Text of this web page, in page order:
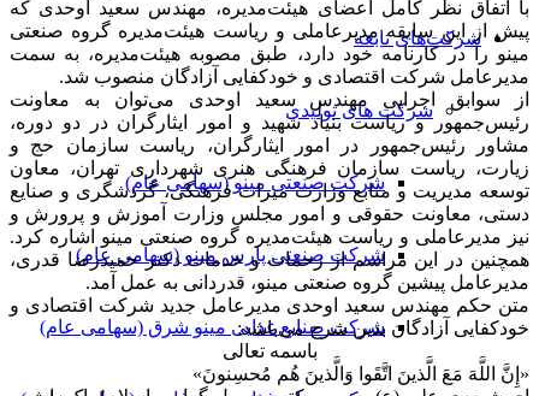
شرکت‌های تابعه
شرکت های تولیدی
شرکت صنعتی مینو (سهامی عام)
شرکت صنعتی پارس مینو (سهامی عام)
شرکت صنایع غذایی مینو شرق (سهامی عام)
با اتفاق نظر کامل اعضای هیئت‌مدیره، مهندس سعید اوحدی که
پیش از این سابقه مدیرعاملی و ریاست هیئت‌مدیره گروه صنعتی
مینو را در کارنامه خود دارد، طبق مصوبه هیئت‌مدیره، به سمت
مدیرعامل شرکت اقتصادی و خودکفایی آزادگان منصوب شد.
از سوابق اجرایی مهندس سعید اوحدی می‌توان به معاونت
رئیس‌جمهور و ریاست بنیاد شهید و امور ایثارگران در دو دوره،
مشاور رئیس‌جمهور در امور ایثارگران، ریاست سازمان حج و
زیارت، ریاست سازمان فرهنگی هنری شهرداری تهران، معاون
توسعه مدیریت و منابع وزارت میراث فرهنگی، گردشگری و صنایع
دستی، معاونت حقوقی و امور مجلس وزارت آموزش و پرورش و
نیز مدیرعاملی و ریاست هیئت‌مدیره گروه صنعتی مینو اشاره کرد.
همچنین در این مراسم از زحمات و خدمات دکتر حمیدرضا قدری،
مدیرعامل پیشین گروه صنعتی مینو، قدردانی به عمل آمد.
متن حکم مهندس سعید اوحدی مدیرعامل جدید شرکت اقتصادی و
خودکفایی آزادگان بدین شرح می‌باشد:
باسمه تعالی
«إِنَّ اللَّهَ مَعَ الَّذينَ اتَّقَوا وَالَّذينَ هُم مُحسِنونَ»